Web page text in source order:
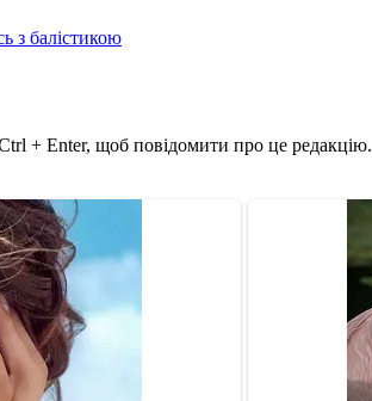
з балістикою
+ Enter, щоб повідомити про це редакцію.